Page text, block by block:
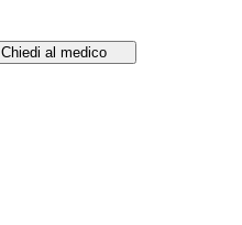
Chiedi al medico